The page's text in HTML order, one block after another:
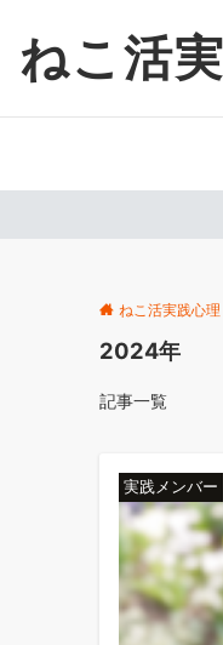
ねこ活
ねこ活実践心理
2024年
記事一覧
実践メンバー